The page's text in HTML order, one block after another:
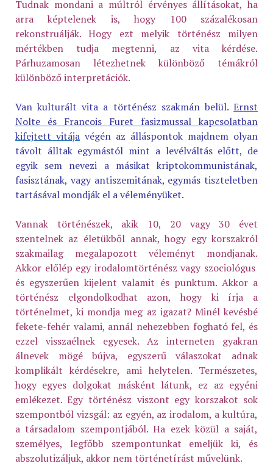
Tudnak mondani a múltról érvényes állításokat, ha
arra képtelenek is, hogy 100 százalékosan
rekonstruálják. Hogy ezt melyik történész milyen
mértékben tudja megtenni, az vita kérdése.
Párhuzamosan létezhetnek különböző témákról
különböző interpretációk.
Van kulturált vita a történész szakmán belül.Ernst
Nolte és Francois Furet fasizmussal kapcsolatban
kifejtett vitájavégén az álláspontok majdnem olyan
távolt álltak egymástól mint a levélváltás előtt, de
egyik sem nevezi a másikat kriptokommunistának,
fasisztának, vagy antiszemitának, egymás tiszteletben
tartásával mondják el a véleményüket.
Vannak történészek, akik 10, 20 vagy 30 évet
szentelnek az életükből annak, hogy egy korszakról
szakmailag megalapozott véleményt mondjanak.
Akkor előlép egy irodalomtörténész vagy szociológus
és egyszerűen kijelent valamit és punktum. Akkor a
történész elgondolkodhat azon, hogy ki írja a
történelmet, ki mondja meg az igazat? Minél kevésbé
fekete-fehér valami, annál nehezebben fogható fel, és
ezzel visszaélnek egyesek. Az interneten gyakran
álnevek mögé bújva, egyszerű válaszokat adnak
komplikált kérdésekre, ami helytelen. Természetes,
hogy egyes dolgokat másként látunk, ez az egyéni
emlékezet. Egy történész viszont egy korszakot sok
szempontból vizsgál: az egyén, az irodalom, a kultúra,
a társadalom szempontjából. Ha ezek közül a saját,
személyes, legfőbb szempontunkat emeljük ki, és
abszolutizáljuk, akkor nem történetírást művelünk.